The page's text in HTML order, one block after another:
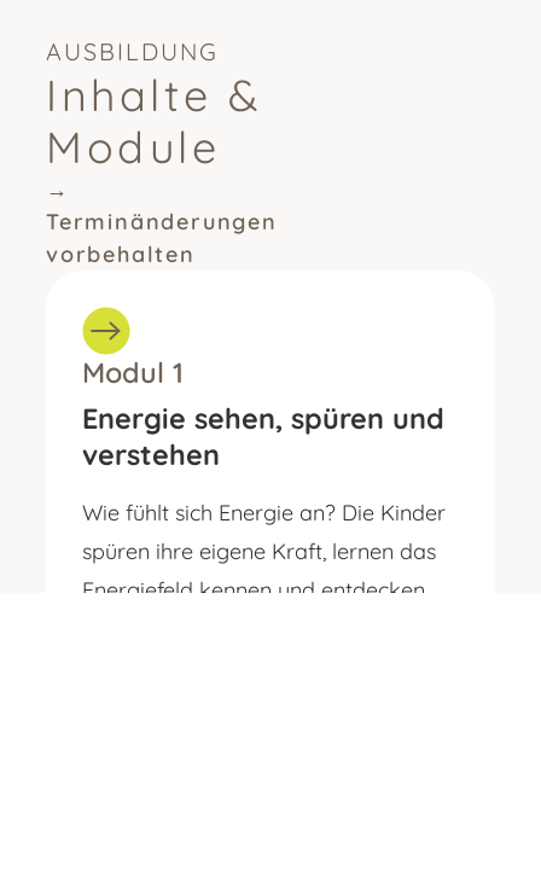
AUSBILDUNG
Inhalte &
Module
→
Terminänderungen
vorbehalten
Modul 1
Energie sehen, spüren und
verstehen
Wie fühlt sich Energie an? Die Kinder
spüren ihre eigene Kraft, lernen das
Energiefeld kennen und entdecken,